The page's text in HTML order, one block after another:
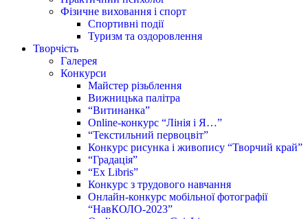
Фізичне виховання і спорт
Спортивні події
Туризм та оздоровлення
Творчість
Галерея
Конкурси
Майстер різьблення
Вижницька палітра
“Витинанка”
Online-конкурс “Лінія і Я…”
“Текстильний первоцвіт”
Конкурс рисунка і живопису “Творчий край”
“Градація”
“Ex Libris”
Конкурс з трудового навчання
Онлайн-конкурс мобільної фотографії
“НавКОЛО-2023”